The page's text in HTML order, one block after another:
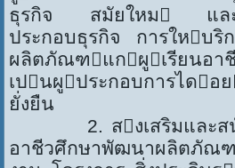
ธุรกิจ สมัยใหม และป
ประกอบธุรกิจ การใหบ
ผลิตภัณฑแกผูเรียนอา
เปนผูประกอบการไดอ
ยั่งยืน
2. สงเสริมและสนับ
อาชีวศึกษาพัฒนาผลิตภั